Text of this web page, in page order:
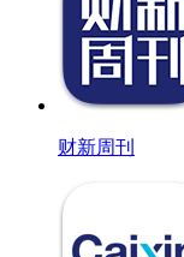
财新周刊